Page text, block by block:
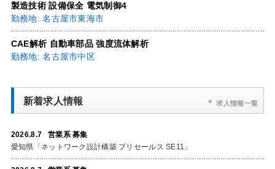
製造技術 設備保全 電気制御4
勤務地: 名古屋市東海市
CAE解析 自動車部品 強度流体解析
勤務地: 名古屋市中区
新着求人情報
2026.8.7 営業系 募集
愛知県「ネットワーク設計構築 プリセールス SE11」
求人情報一覧